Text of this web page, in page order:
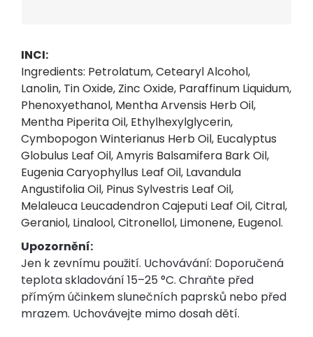
INCI:
Ingredients: Petrolatum, Cetearyl Alcohol,
Lanolin, Tin Oxide, Zinc Oxide, Paraffinum Liquidum,
Phenoxyethanol, Mentha Arvensis Herb Oil,
Mentha Piperita Oil, Ethylhexylglycerin,
Cymbopogon Winterianus Herb Oil, Eucalyptus
Globulus Leaf Oil, Amyris Balsamifera Bark Oil,
Eugenia Caryophyllus Leaf Oil, Lavandula
Angustifolia Oil, Pinus Sylvestris Leaf Oil,
Melaleuca Leucadendron Cajeputi Leaf Oil, Citral,
Geraniol, Linalool, Citronellol, Limonene, Eugenol.
Upozornění:
Jen k zevnímu použití. Uchovávání: Doporučená
teplota skladování 15–25 °C. Chraňte před
přímým účinkem slunečních paprsků nebo před
mrazem. Uchovávejte mimo dosah dětí.